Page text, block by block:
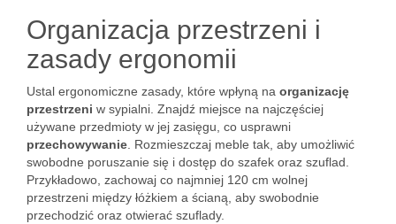
Organizacja przestrzeni i
zasady ergonomii
Ustal ergonomiczne zasady, które wpłyną na organizację
przestrzeni w sypialni. Znajdź miejsce na najczęściej
używane przedmioty w jej zasięgu, co usprawni
przechowywanie . Rozmieszczaj meble tak, aby umożliwić
swobodne poruszanie się i dostęp do szafek oraz szuflad.
Przykładowo, zachowaj co najmniej 120 cm wolnej
przestrzeni między łóżkiem a ścianą, aby swobodnie
przechodzić oraz otwierać szuflady.